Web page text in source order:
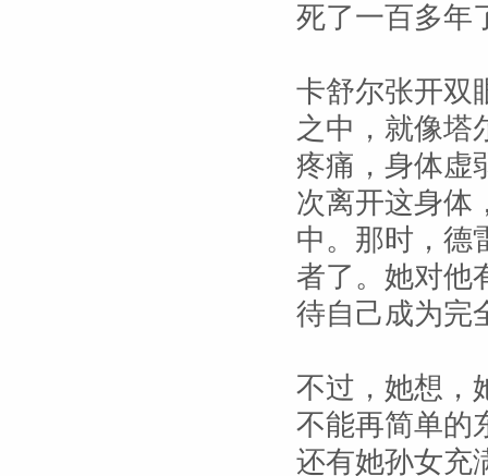
死了一百多年
卡舒尔张开双
之中，就像塔
疼痛，身体虚
次离开这身体
中。那时，德
者了。她对他
待自己成为完
不过，她想，
不能再简单的
还有她孙女充